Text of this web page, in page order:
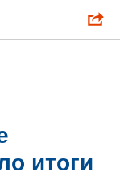
итоги